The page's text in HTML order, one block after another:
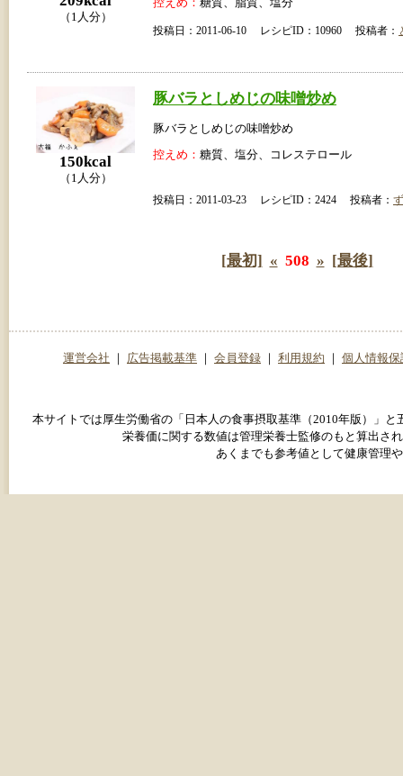
（1人分）
控えめ： 糖質、脂質、塩分
投稿日：2011-06-10 レシピID：10960 投稿者：
150kcal
（1人分）
豚バラとしめじの味噌炒め
豚バラとしめじの味噌炒め
控えめ： 糖質、塩分、コレステロール
投稿日：2011-03-23 レシピID：2424 投稿者：
[最初] « 508 » [最後]
運営会社 広告掲載基準 会員登録 利用規約 個人情報保
本サイトでは厚生労働省の「日本人の食事摂取基準（2010年版）」
栄養価に関する数値は管理栄養士監修のもと算出さ
あくまでも参考値として健康管理